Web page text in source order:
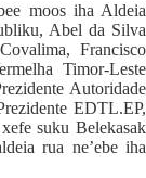
moos iha Aldeia
Abel da Silva
Francisco
Timor-Leste
Autoridade
EDTL.EP,
suku Belekasak
rua ne’ebe iha